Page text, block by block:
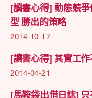
[讀書心得] 動態競
型 勝出的策略
2014-10-17
[讀書心得] 其實工
2014-04-21
[馬鞍袋出借日誌]